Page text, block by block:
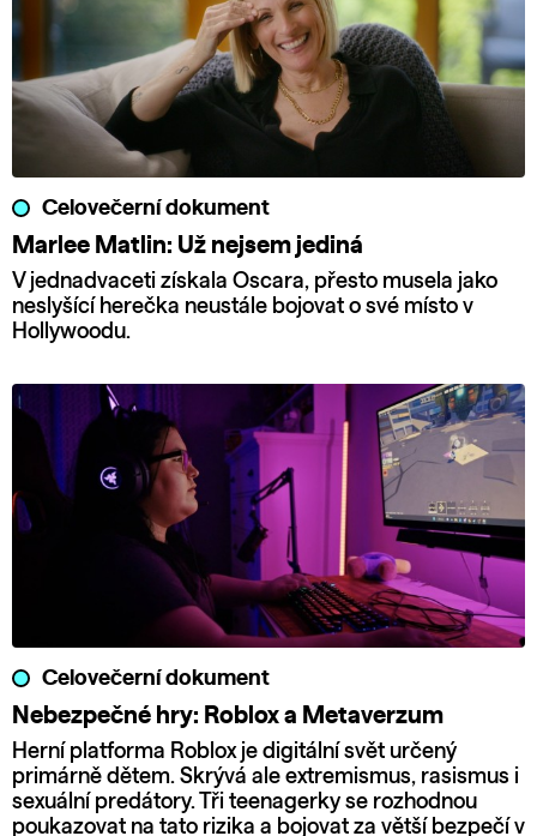
Celovečerní dokument
Marlee Matlin: Už nejsem jediná
V jednadvaceti získala Oscara, přesto musela jako
neslyšící herečka neustále bojovat o své místo v
Hollywoodu.
Celovečerní dokument
Nebezpečné hry: Roblox a Metaverzum
Herní platforma Roblox je digitální svět určený
primárně dětem. Skrývá ale extremismus, rasismus i
sexuální predátory. Tři teenagerky se rozhodnou
poukazovat na tato rizika a bojovat za větší bezpečí v